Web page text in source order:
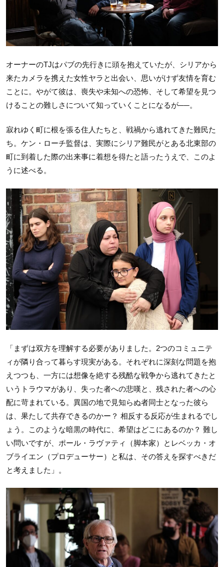
オーナーのTJはパブの先行きに頭を抱えていたが、シリアから
来たカメラを携えた女性ヤラと出会い、思いがけず友情を育む
ことに。やがて彼は、喪失や未知への恐怖、そして希望を見つ
けることの難しさについて知っていくことになるが──。
寂れゆく町に根を張る住人たちと、戦禍から逃れてきた難民た
ち。ケン・ローチ監督は、実際にシリア難民がとある北東部の
町に到着した際の出来事に着想を得たと語ったうえで、このよ
うに述べる。
「まずは双方を理解する必要がありました。2つのコミュニテ
ィが隣り合って暮らす現実がある。それぞれに深刻な問題を抱
えつつも、一方には想像を絶する残酷な戦争から逃れてきたと
いうトラウマがあり、失った者への悲嘆と、残された者への心
配に苛まれている。異国の地で見知らぬ者同士となった彼ら
は、果たして共存できるのかー？ 相反する反応が生まれるでし
ょう。このような暗黒の時代に、希望はどこにあるのか？ 難し
い問いですが、ポール・ラヴァティ（脚本家）とレベッカ・オ
ブライエン（プロデューサー）と私は、その答えを探すべきだ
と考えました」。